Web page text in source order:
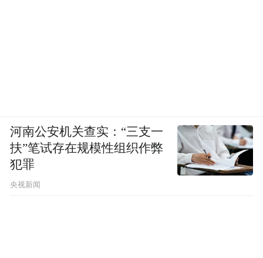
河南公安机关查实：“三支一
扶”笔试存在规模性组织作弊
犯罪
央视新闻